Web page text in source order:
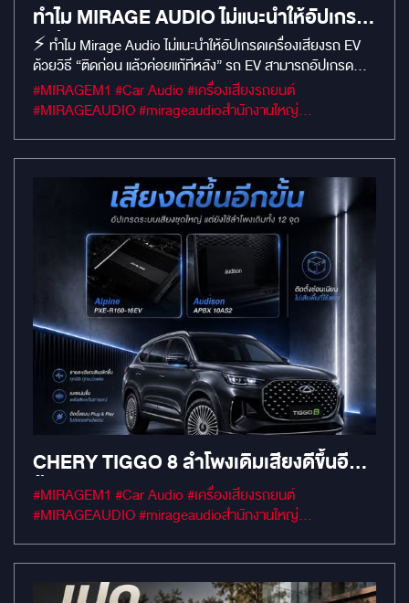
ทำไม MIRAGE AUDIO ไม่แนะนำให้อัปเกรด
เครื่องเสียงรถ EV ด้วยวิธี “ติดก่อน แล้ว
ค่อยแก้ทีหลัง”
⚡ ทำไม Mirage Audio ไม่แนะนำให้อัปเกรดเครื่องเสียงรถ EV
ด้วยวิธี “ติดก่อน แล้วค่อยแก้ทีหลัง” รถ EV สามารถอัปเกรด
ระบบเสียงได้ แต่สิ่งสำคัญ คือ ระบบไฟและ ระบบอิเล็กทรอนิกส์
ของรถถูกออกแบบให้ทำงานร่วมกันอย่างซับซ้อน การติดตั้งโดย
เหมาะสม หรือวางอุปกรณ์แบบไม่มีแผน อาจไม่เห็นปัญหาในทันที
แต่มีโอกาสเกิดสัญญาณรบกวน ตรวจสอบงานได้ยาก และอาจส่ง
ผลต่อการดูแลรักษาในอนาคต สำหรับ AION HYPTEC HT เรา
จึงให้ความสำคัญกับการรักษาระบบเดิมของรถให้สมบูรณ์ที่สุด
✅ ใช้ชุดสายและปลั๊กตรงรุ่น รองรับระบบเดิมของรถ ✅ หลีก
เลี่ยงการตัดต่อสายไฟโดยไม่จำเป็น ✅ จัดวางระบบไฟ ฟิวส์ และ
อุปกรณ์อย่างเป็นระเบียบ ✅ ออกแบบให้ตรวจสอบหรือคืน
สภาพได้ง่าย ✅ ซ่อนอุปกรณ์อย่างกลมกลืน โดยไม่รบกวนพื้นที่
ใช้งาน ผลลัพธ์ คือ เสียงที่ดีขึ้น พร้อมงานติดตั้งที่เป็นระเบียบและ
เชื่อถือได้ในระยะยาว เพราะสำหรับ Mirage Audio งานติดตั้งที่ดี
ไม่ใช่แค่ “ใช้งานได้” แต่ต้องปลอดภัย ตรวจสอบได้ และเคารพการ
ออกแบบเดิมของรถ หมายเหตุ: เงื่อนไขการรับประกันของรถแต่ละ
รุ่นอาจแตกต่างกัน ควรตรวจสอบรายละเอียดกับผู้จำหน่ายหรือ
ศูนย์บริการก่อนการติดตั้ง
#MIRAGEM1 #Car Audio #เครื่องเสียงรถยนต์
#MIRAGEAUDIO #mirageaudioสำนักงานใหญ่
CHERY TIGGO 8 ลำโพงเดิมเสียงดีขึ้นอีก
ขั้นอัปเกรดระบบเสียงชุดใหญ่เเต่ยังใช้ลำโพง
เดิม
#MIRAGEM1 #Car Audio #เครื่องเสียงรถยนต์
#MIRAGEAUDIO #mirageaudioสำนักงานใหญ่